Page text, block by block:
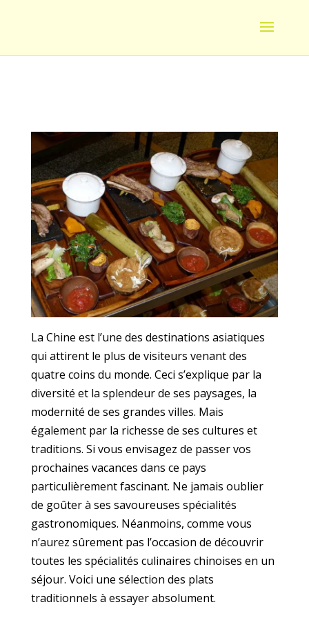
La Chine est l’une des destinations asiatiques
qui attirent le plus de visiteurs venant des
quatre coins du monde. Ceci s’explique par la
diversité et la splendeur de ses paysages, la
modernité de ses grandes villes. Mais
également par la richesse de ses cultures et
traditions. Si vous envisagez de passer vos
prochaines vacances dans ce pays
particulièrement fascinant. Ne jamais oublier
de goûter à ses savoureuses spécialités
gastronomiques. Néanmoins, comme vous
n’aurez sûrement pas l’occasion de découvrir
toutes les spécialités culinaires chinoises en un
séjour. Voici une sélection des plats
traditionnels à essayer absolument.